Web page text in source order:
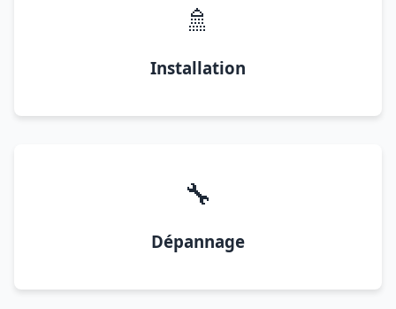
🚿
Installation
🔧
Dépannage